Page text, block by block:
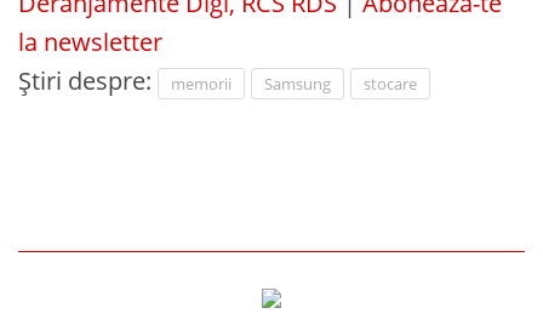
la newsletter
Știri despre:
memorii Samsung stocare